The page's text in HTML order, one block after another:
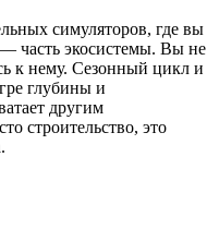
симуляторов, где вы
часть экосистемы. Вы не
к нему. Сезонный цикл и
глубины и
другим
строительство, это